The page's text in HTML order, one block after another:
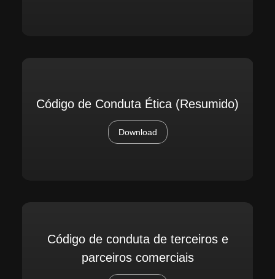
Código de Conduta Ética (Resumido)
Download
Código de conduta de terceiros e
parceiros comerciais